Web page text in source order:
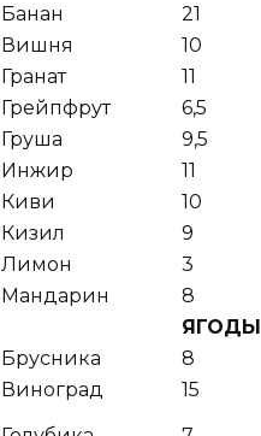
Банан
21
Вишня
10
Гранат
11
Грейпфрут
6,5
Груша
9,5
Инжир
11
Киви
10
Кизил
9
Лимон
3
Мандарин
8
ЯГОДЫ
Брусника
8
Виноград
15